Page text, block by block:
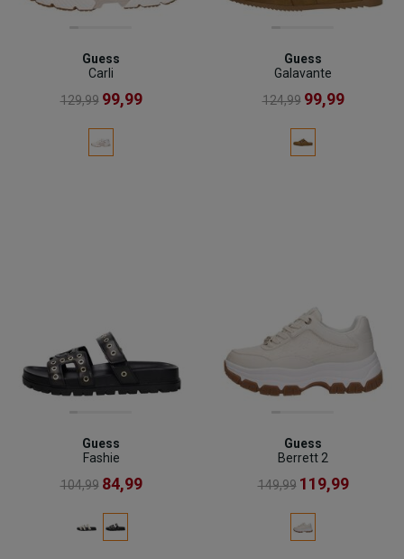
Guess
Carli
129,99 99,99
Guess
Galavante
124,99 99,99
Guess
Fashie
104,99 84,99
Guess
Berrett 2
149,99 119,99